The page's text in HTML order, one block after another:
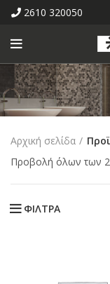
2610 320050
Αρχική σελίδα
Προβολή όλων των
ΦΙΛΤΡΑ